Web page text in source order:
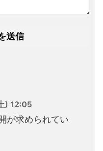
) 12:05
が求められてい